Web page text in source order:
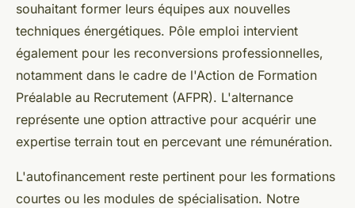
souhaitant former leurs équipes aux nouvelles
techniques énergétiques. Pôle emploi intervient
également pour les reconversions professionnelles,
notamment dans le cadre de l'Action de Formation
Préalable au Recrutement (AFPR). L'alternance
représente une option attractive pour acquérir une
expertise terrain tout en percevant une rémunération.
L'autofinancement reste pertinent pour les formations
courtes ou les modules de spécialisation. Notre